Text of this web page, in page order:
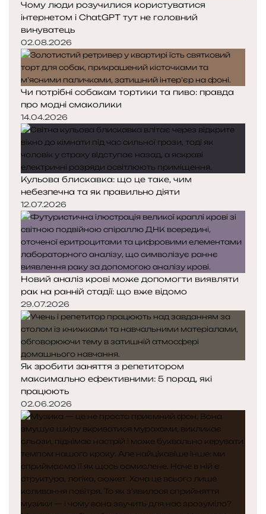
Чому люди розучилися користуватися
інтернетом і ChatGPT тут не головний
винуватець
02.08.2026
Чи потрібні собакам тортики та пиво: правда
про модні смаколики
14.04.2026
Кульова блискавка: що це таке, чим
небезпечна та як правильно діяти
12.07.2026
Новий аналіз крові може допомогти виявляти
рак на ранній стадії: що вже відомо
29.07.2026
Як зробити заняття з репетитором
максимально ефективними: 5 порад, які
працюють
02.06.2026